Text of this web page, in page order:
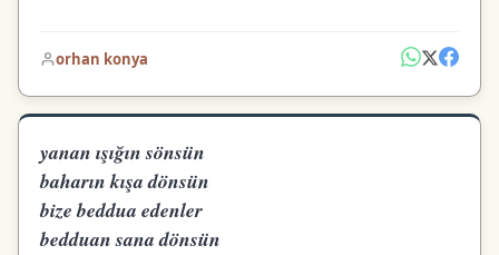
orhan konya
yanan ışığın sönsün
baharın kışa dönsün
bize beddua edenler
bedduan sana dönsün